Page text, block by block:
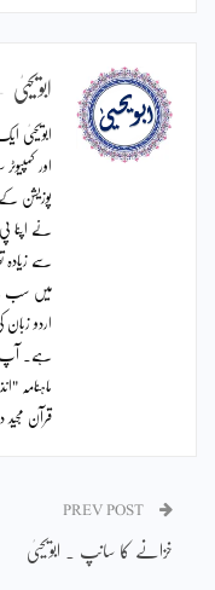
ابویحییٰ
ابویحییٰ
اور
پوزیشن
نے اپنا
سے زیادہ
میں سب
اردو
ہے۔ آپ
ماہنامہ
قرآن
خزانے کا سانپ ۔ ابویحییٰ